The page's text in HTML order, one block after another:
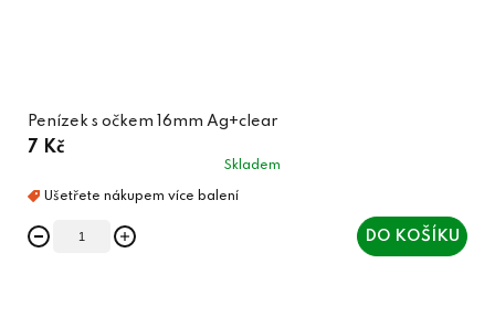
Penízek s očkem 16mm Ag+clear
7 Kč
Skladem
DO KOŠÍKU